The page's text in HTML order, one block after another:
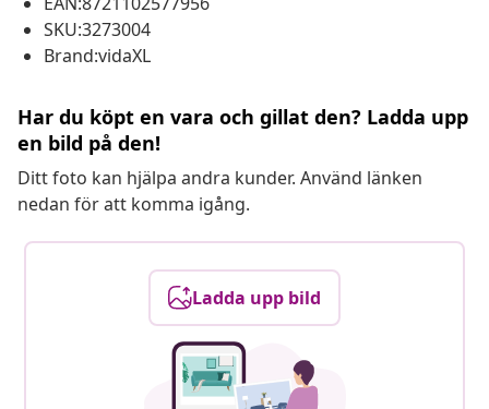
SKU:3273004
Brand:vidaXL
Har du köpt en vara och gillat den? Ladda upp
en bild på den!
Ditt foto kan hjälpa andra kunder. Använd länken
nedan för att komma igång.
Ladda upp bild